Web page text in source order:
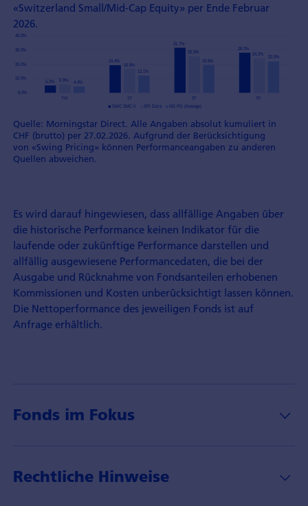
«Switzerland Small/Mid-Cap Equity» per Ende Februar
2026.
Quelle: Morningstar Direct. Alle Angaben absolut kumuliert in
CHF (brutto) per 27.02.2026. Aufgrund der Berücksichtigung
von «Swing Pricing» können Performanceangaben zu anderen
Quellen abweichen.
Es wird darauf hingewiesen, dass allfällige Angaben über
die historische Performance keinen Indikator für die
laufende oder zukünftige Performance darstellen und
allfällig ausgewiesene Performancedaten, die bei der
Ausgabe und Rücknahme von Fondsanteilen erhobenen
Kommissionen und Kosten unberücksichtigt lassen können.
Die Nettoperformance des jeweiligen Fonds ist auf
Anfrage erhältlich.
Fonds im Fokus
Rechtliche Hinweise